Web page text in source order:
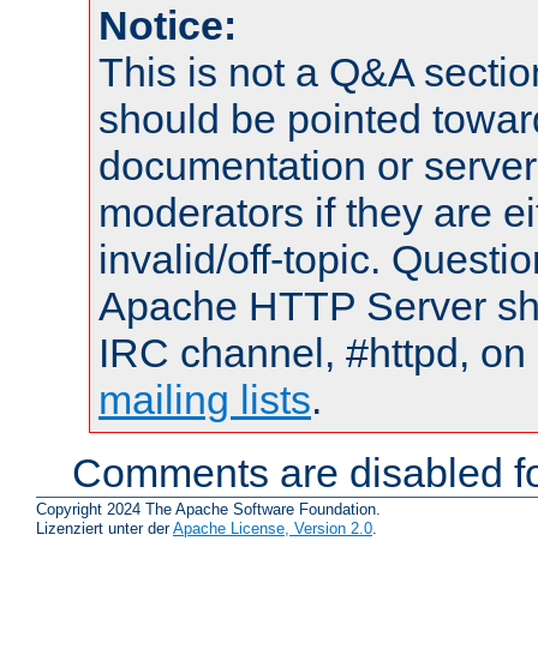
Notice:
This is not a Q&A
should be pointed
documentation or
moderators if they are
invalid/off-topic.
Apache HTTP Server
IRC channel, #httpd,
mailing lists.
Comments are disabled
Copyright 2024 The Apache Software Foundation.
Lizenziert unter derApache License, Version 2.0.